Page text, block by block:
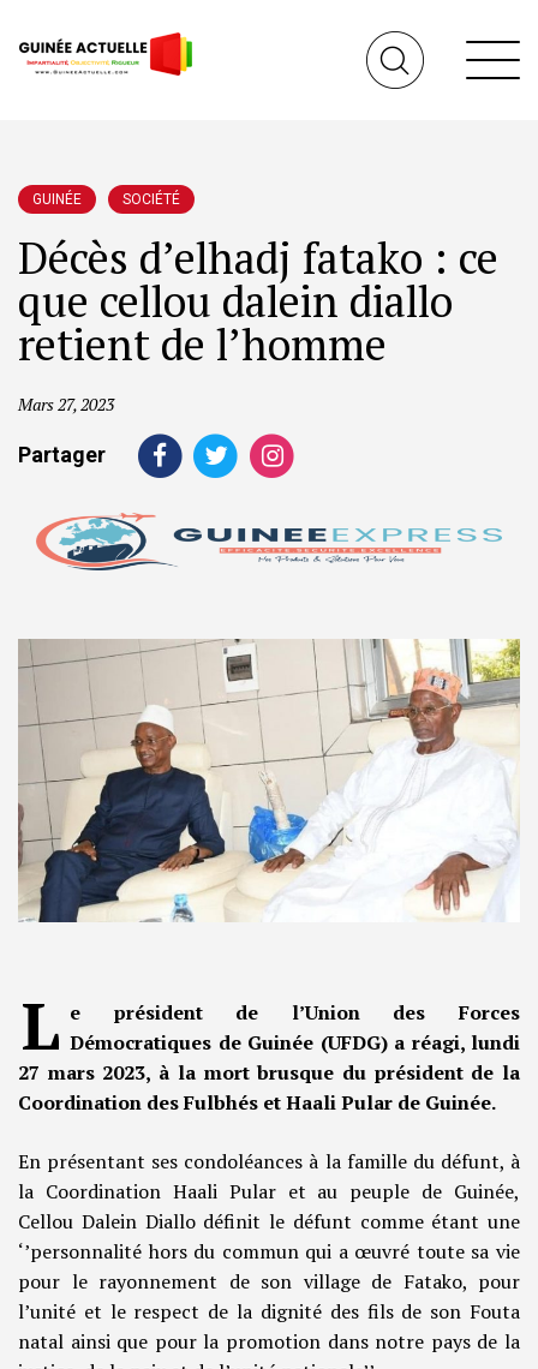
GUINÉE SOCIÉTÉ
Décès d’elhadj fatako : ce
que cellou dalein diallo
retient de l’homme
Mars 27, 2023
Partager
L e président de l’Union des Forces
Démocratiques de Guinée (UFDG) a réagi, lundi
27 mars 2023, à la mort brusque du président de la
Coordination des Fulbhés et Haali Pular de Guinée.
En présentant ses condoléances à la famille du défunt, à
la Coordination Haali Pular et au peuple de Guinée,
Cellou Dalein Diallo définit le défunt comme étant une
‘’personnalité hors du commun qui a œuvré toute sa vie
pour le rayonnement de son village de Fatako, pour
l’unité et le respect de la dignité des fils de son Fouta
natal ainsi que pour la promotion dans notre pays de la